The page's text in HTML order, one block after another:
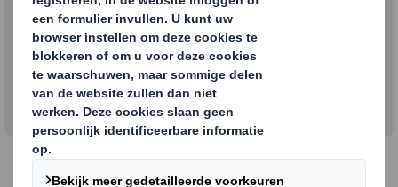
Head of Sustainability & Community Affairs
Wouter is responsible for delivering on our Now & Next
Sustainability Strategy, and extending our role as the
leading provider of sustainable packaging solutions.
12-02-2021